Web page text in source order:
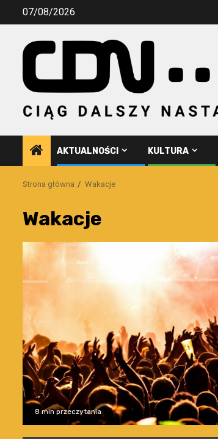
Przejdź07/08/2026
AKTUALNOŚCI KULTURA
Strona główna Wakacje
Wakacje
8 min przeczytania